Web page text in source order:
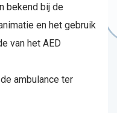
bekend bij de
en het gebruik
van het AED
ambulance ter